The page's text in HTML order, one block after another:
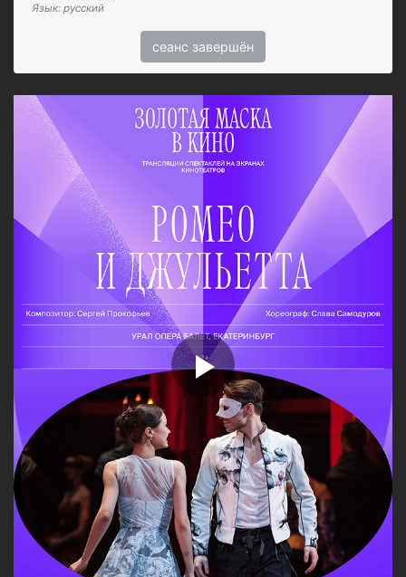
Язык: русский
сеанс завершён